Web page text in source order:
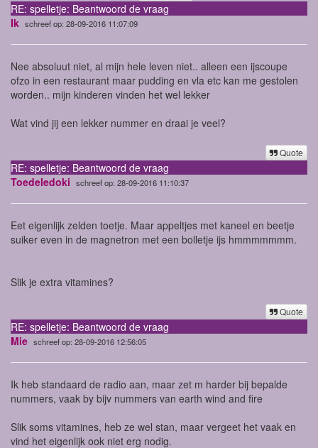
RE: spelletje: Beantwoord de vraag
Ik schreef op: 28-09-2016 11:07:09
Nee absoluut niet, al mijn hele leven niet.. alleen een ijscoupe
ofzo in een restaurant maar pudding en vla etc kan me gestolen
worden.. mijn kinderen vinden het wel lekker
Wat vind jij een lekker nummer en draai je veel?
Quote
RE: spelletje: Beantwoord de vraag
Toedeledoki schreef op: 28-09-2016 11:10:37
Eet eigenlijk zelden toetje. Maar appeltjes met kaneel en beetje
suiker even in de magnetron met een bolletje ijs hmmmmmmm.
Slik je extra vitamines?
Quote
RE: spelletje: Beantwoord de vraag
Mie schreef op: 28-09-2016 12:56:05
Ik heb standaard de radio aan, maar zet m harder bij bepalde
nummers, vaak by bijv nummers van earth wind and fire
Slik soms vitamines, heb ze wel stan, maar vergeet het vaak en
vind het eigenlijk ook niet erg nodig.